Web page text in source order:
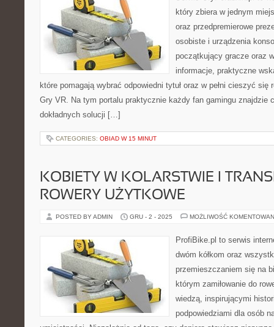
który zbiera w jednym
oraz przedpremierowe
osobiste i urządzenia
początkujący gracze oraz
informacje, praktyczne
które pomagają wybrać odpowiedni tytuł oraz w pełni cieszyć
Gry VR. Na tym portalu praktycznie każdy fan gamingu znajdzie
dokładnych solucji […]
CATEGORIES: OBIAD W 15 MINUT
KOBIETY W KOLARSTWIE I
ROWERY UŻYTKOWE
POSTED BY ADMIN GRU - 2 - 2025 MOŻLIWOŚĆ
ProfiBike.pl to serwis
dwóm kółkom oraz
przemieszczaniem się na
którym zamiłowanie do
wiedzą, inspirującymi
podpowiedziami dla osób